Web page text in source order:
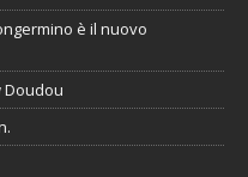
è il nuovo
Doudou